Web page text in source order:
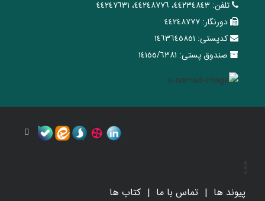
تلفن: ٤٤٢٣٤٨٤٣، ٤٤٢٤٨٧٧٦، ٤٤٢٤٧٦٣١
دورنگار: ٤٤٢٤٨٧٧٧
کدپستی: ١٤٦٣٦٤٥٨٥١
صندوق پستی: ١٤١٥٥/٦٣٨١
پیوند ها تماس با ما
کتاب ها